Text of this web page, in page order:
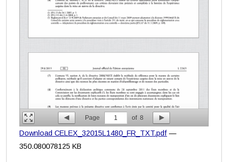
Page 1 of 8
Download CELEX_32015L1480_FR_TXT.pdf —
350.080078125 KB